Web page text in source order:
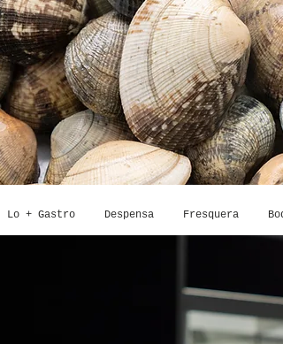
Lo + Gastro Despensa Fresquera